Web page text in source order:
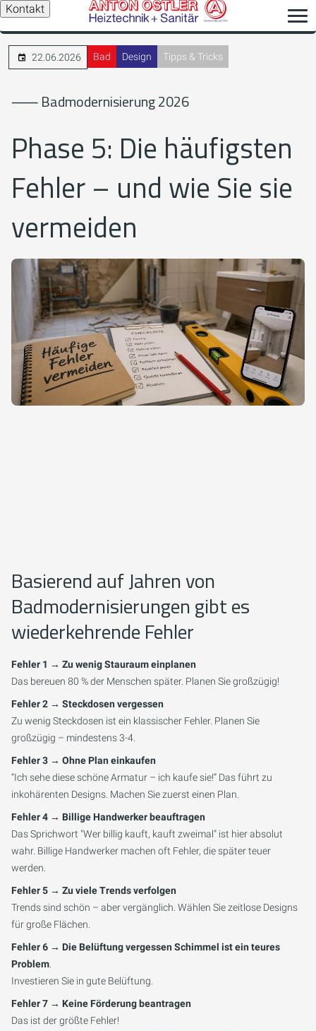
Kontakt
22.06.2026 Bad Design Tipps & Tricks
⸺ Badmodernisierung 2026
Phase 5: Die häufigsten
Fehler – und wie Sie sie
vermeiden
Basierend auf Jahren von
Badmodernisierungen gibt es
wiederkehrende Fehler
Fehler 1 → Zu wenig Stauraum einplanen
Das bereuen 80 % der Menschen später. Planen Sie großzügig!
Fehler 2 → Steckdosen vergessen
Zu wenig Steckdosen ist ein klassischer Fehler. Planen Sie
großzügig – mindestens 3-4.
Fehler 3 → Ohne Plan einkaufen
“Ich sehe diese schöne Armatur – ich kaufe sie!” Das führt zu
inkohärenten Designs. Machen Sie zuerst einen Plan.
Fehler 4 → Billige Handwerker beauftragen
Das Sprichwort "Wer billig kauft, kauft zweimal" ist hier absolut
wahr. Billige Handwerker machen oft Fehler, die später teuer
werden.
Fehler 5 → Zu viele Trends verfolgen
Trends sind schön – aber vergänglich. Wählen Sie zeitlose Designs
für große Flächen.
Fehler 6 → Die Belüftung vergessen Schimmel ist ein teures
Problem.
Investieren Sie in gute Belüftung.
Fehler 7 → Keine Förderung beantragen
Das ist der größte Fehler!